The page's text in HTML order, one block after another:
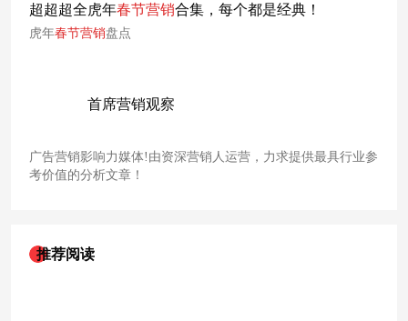
超超超全虎年春节营销合集，每个都是经典！
虎年春节营销盘点
首席营销观察
广告营销影响力媒体!由资深营销人运营，力求提供最具行业参
考价值的分析文章！
推荐阅读